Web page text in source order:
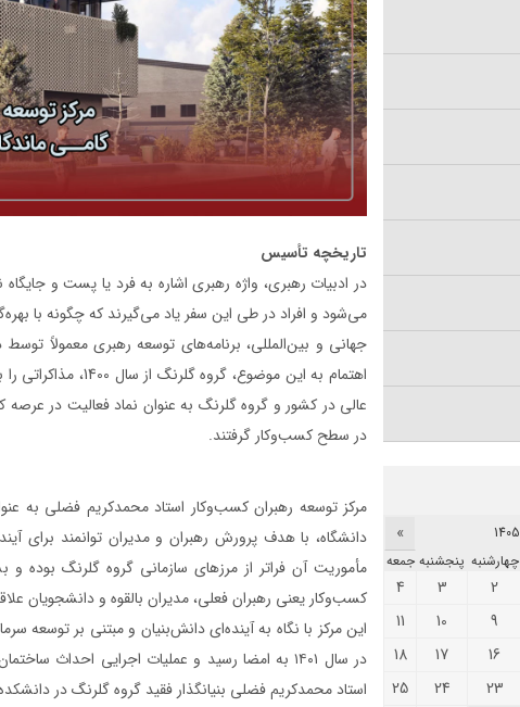
تاریخچه تأسیس
در ادبیات رهبری، واژه رهبری اشاره به فرد یا پست و
می‌شود و افراد در طی این سفر یاد می‌گیرند که چگونه با
جهانی و بین‌المللی، برنامه‌های توسعه رهبری معمولاً توسط
اهتمام به این
عالی در کشور و گروه گلرنگ به عنوان نماد فعالیت در
در سطح کسب‌وکار گرفتند.
مرکز توسعه رهبران کسب‌وکار استاد محمدکریم فضلی به
دانشگاه، با هدف پرورش رهبران و مدیران توانمند
مأموریت آن فراتر از مرزهای سازمانی گروه گلرنگ بوده
کسب‌وکار یعنی رهبران فعلی، مدیران بالقوه و دانشجویان
این مرکز با نگاه به آینده‌ای دانش‌بنیان و مبتنی بر توسعه
در سال ۱۴۰۱ به امضا رسید و عملیات اجرایی احداث
استاد محمدکریم فضلی بنیانگذار فقید گروه گلرنگ در
»
جمعه پنجشنبه چهارشنبه
4 3 2
11
10 9
18
17 16
25
24 23